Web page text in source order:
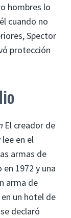
hombres lo
cuando no
Spector
protección
El creador de
en el
armas de
1972 y una
arma de
un hotel de
declaró